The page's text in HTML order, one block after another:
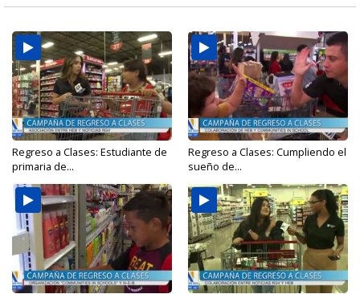
Regreso a Clases: Estudiante de
primaria de...
Regreso a Clases: Cumpliendo el
sueño de...